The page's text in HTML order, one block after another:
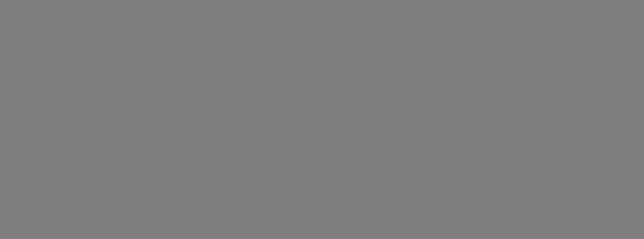
Dersom du er
sement eller
systemer. EG
Matt Lakk er
annet plattinger